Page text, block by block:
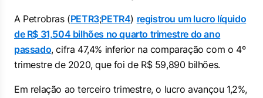
A Petrobras (PETR3;PETR4) registrou um lucro líquido
de R$ 31,504 bilhões no quarto trimestre do ano
passado, cifra 47,4% inferior na comparação com o 4º
trimestre de 2020, que foi de R$ 59,890 bilhões.
Em relação ao terceiro trimestre, o lucro avançou 1,2%,